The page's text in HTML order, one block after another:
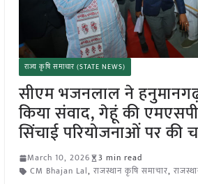
राज्य कृषि समाचार (STATE NEWS)
सीएम भजनलाल ने
किया संवाद, गेहूं की
सिंचाई परियोजनाओं पर की
March 10, 2026
3 min read
CM Bhajan Lal, राजस्थान कृषि समाचार,